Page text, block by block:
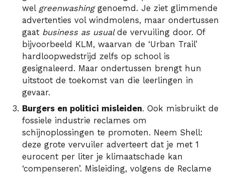
wel greenwashing genoemd. Je ziet glimmende
advertenties vol windmolens, maar ondertussen
gaat business as usual de vervuiling door. Of
bijvoorbeeld KLM, waarvan de ‘Urban Trail’
hardloopwedstrijd zelfs op school is
gesignaleerd. Maar ondertussen brengt hun
uitstoot de toekomst van die leerlingen in
gevaar.
Burgers en politici misleiden. Ook misbruikt de
fossiele industrie reclames om
schijnoplossingen te promoten. Neem Shell:
deze grote vervuiler adverteert dat je met 1
eurocent per liter je klimaatschade kan
‘compenseren’. Misleiding, volgens de Reclame